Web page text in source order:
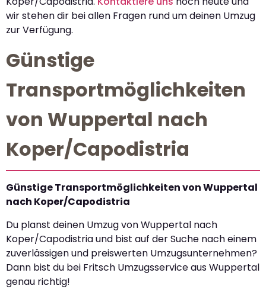
wir stehen dir bei allen Fragen rund um deinen Umzug
zur Verfügung.
Günstige
Transportmöglichkeiten
von Wuppertal nach
Koper/Capodistria
Günstige Transportmöglichkeiten von Wuppertal
nach Koper/Capodistria
Du planst deinen Umzug von Wuppertal nach
Koper/Capodistria und bist auf der Suche nach einem
zuverlässigen und preiswerten Umzugsunternehmen?
Dann bist du bei Fritsch Umzugsservice aus Wuppertal
genau richtig!